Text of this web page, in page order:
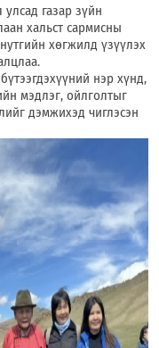
газар зүйн
хальст сармисны
хөгжилд үзүүлэх
нэр хүнд,
мэдлэг, ойлголтыг
дэмжихэд чиглэсэн